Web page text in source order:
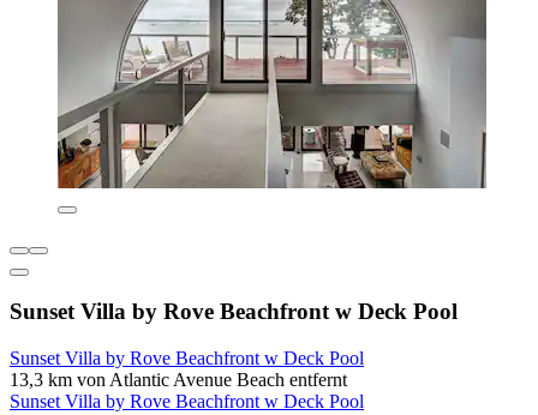
Sunset Villa by Rove Beachfront w Deck Pool
Sunset Villa by Rove Beachfront w Deck Pool
13,3 km von Atlantic Avenue Beach entfernt
Sunset Villa by Rove Beachfront w Deck Pool